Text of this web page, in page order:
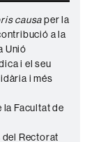
causaper la
a la
Unió
i el seu
i més
Facultat de
Rectorat